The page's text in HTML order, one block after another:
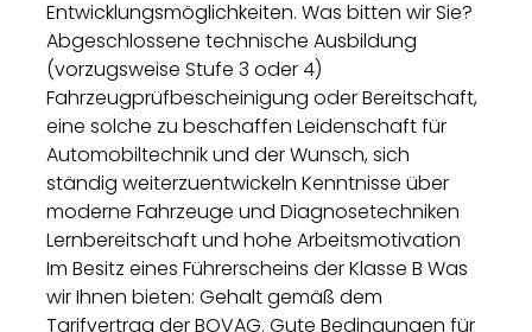
Entwicklungsmöglichkeiten. Was bitten wir Sie?
Abgeschlossene technische Ausbildung
(vorzugsweise Stufe 3 oder 4)
Fahrzeugprüfbescheinigung oder Bereitschaft,
eine solche zu beschaffen Leidenschaft für
Automobiltechnik und der Wunsch, sich
ständig weiterzuentwickeln Kenntnisse über
moderne Fahrzeuge und Diagnosetechniken
Lernbereitschaft und hohe Arbeitsmotivation
Im Besitz eines Führerscheins der Klasse B Was
wir Ihnen bieten: Gehalt gemäß dem
Tarifvertrag der BOVAG. Gute Bedingungen für